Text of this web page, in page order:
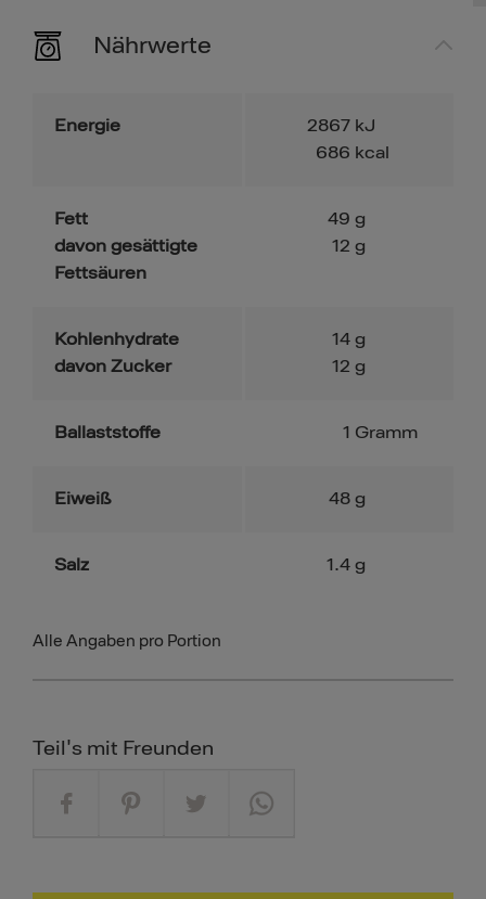
Nährwerte
Energie 2867 kJ
686 kcal
Fett
davon gesättigte
Fettsäuren
49 g
12 g
Kohlenhydrate
davon Zucker
14 g
12 g
Ballaststoffe 1 Gramm
Eiweiß 48 g
Salz 1.4 g
Alle Angaben pro Portion
Teil's mit Freunden